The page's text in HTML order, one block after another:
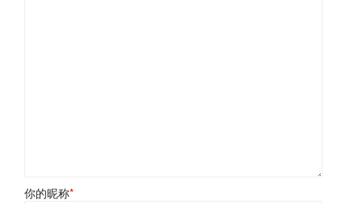
你的昵称*